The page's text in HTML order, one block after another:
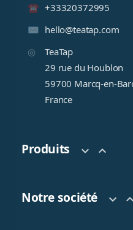
+33320372995
hello@teatap.com
TeaTap
29 rue du Houblon
59700 Marcq-en-
France
Produits  
Notre société  